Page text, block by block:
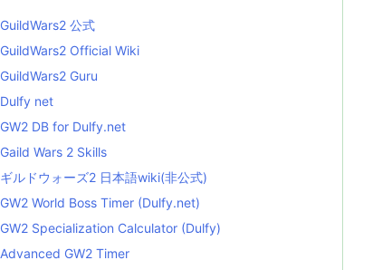
GuildWars2 公式
GuildWars2 Official Wiki
GuildWars2 Guru
Dulfy net
GW2 DB for Dulfy.net
Gaild Wars 2 Skills
ギルドウォーズ2 日本語wiki(非公式)
GW2 World Boss Timer (Dulfy.net)
GW2 Specialization Calculator (Dulfy)
Advanced GW2 Timer